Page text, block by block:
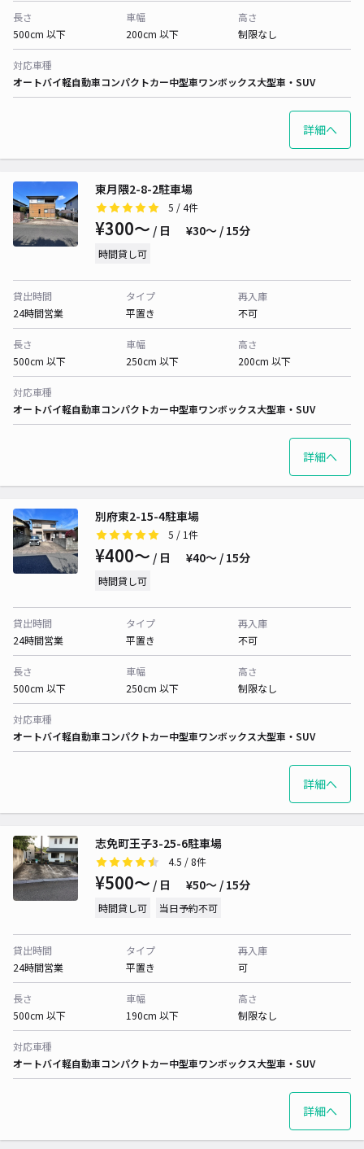
長さ
500cm 以下
車幅
200cm 以下
高さ
制限なし
対応車種
オートバイ軽自動車コンパクトカー中型車ワンボックス大型車・SUV
詳細へ
東月隈2-8-2駐車場
5 / 4件
¥300〜 / 日 ¥30〜 / 15分
時間貸し可
貸出時間
24時間営業
タイプ
平置き
再入庫
不可
長さ
500cm 以下
車幅
250cm 以下
高さ
200cm 以下
対応車種
オートバイ軽自動車コンパクトカー中型車ワンボックス大型車・SUV
詳細へ
別府東2-15-4駐車場
5 / 1件
¥400〜 / 日 ¥40〜 / 15分
時間貸し可
貸出時間
24時間営業
タイプ
平置き
再入庫
不可
長さ
500cm 以下
車幅
250cm 以下
高さ
制限なし
対応車種
オートバイ軽自動車コンパクトカー中型車ワンボックス大型車・SUV
詳細へ
志免町王子3-25-6駐車場
4.5 / 8件
¥500〜 / 日 ¥50〜 / 15分
時間貸し可 当日予約不可
貸出時間
24時間営業
タイプ
平置き
再入庫
可
長さ
500cm 以下
車幅
190cm 以下
高さ
制限なし
対応車種
オートバイ軽自動車コンパクトカー中型車ワンボックス大型車・SUV
詳細へ